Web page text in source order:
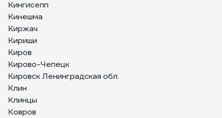
Кингисепп
Кинешма
Киржач
Кириши
Киров
Кирово-Чепецк
Кировск Ленинградская обл.
Клин
Клинцы
Ковров